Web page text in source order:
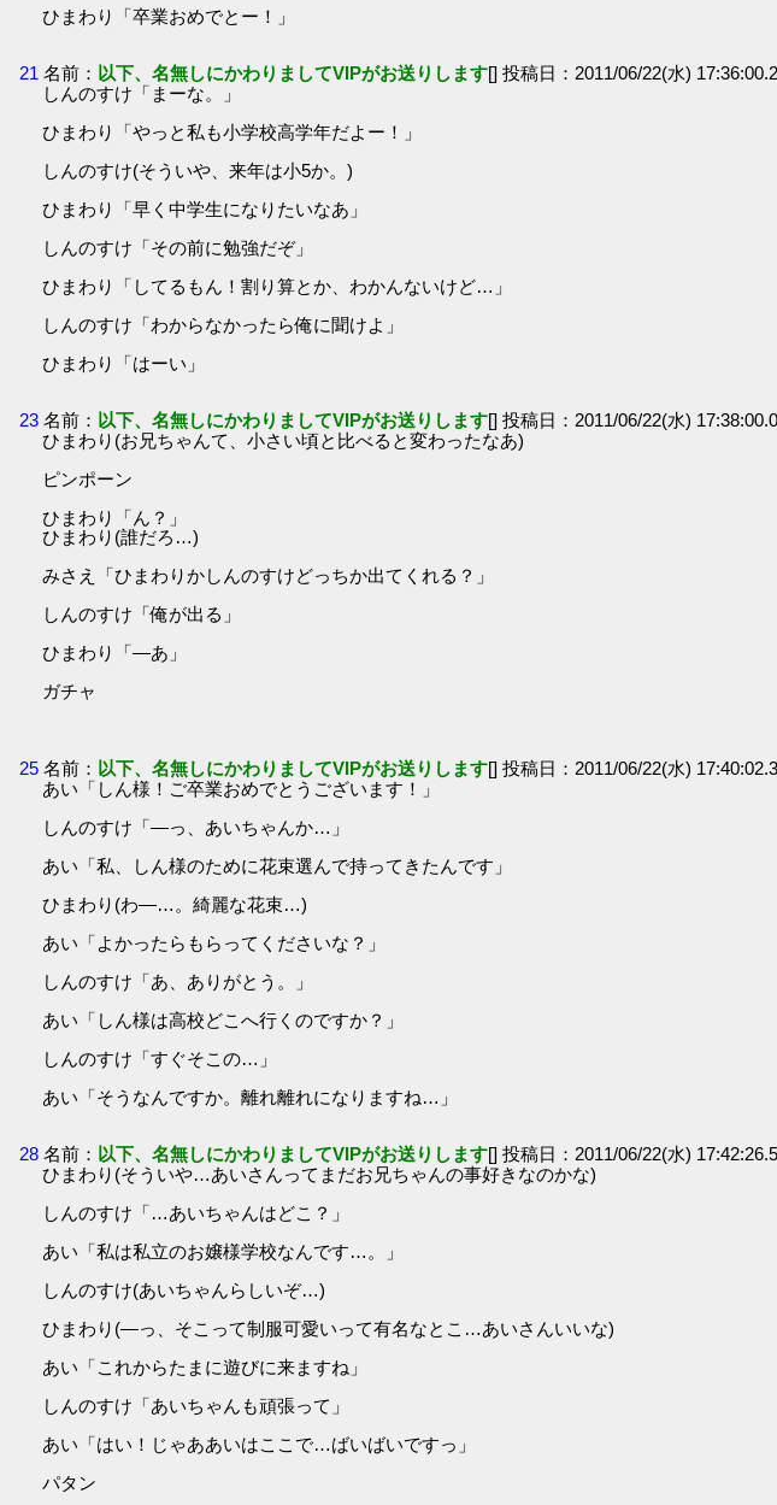
ひまわり「卒業おめでとー！」
21 名前： 以下、名無しにかわりましてVIPがお送りします[] 投稿日：2011/06/22(水)
しんのすけ「まーな。」
ひまわり「やっと私も小学校高学年だよー！」
しんのすけ(そういや、来年は小5か。)
ひまわり「早く中学生になりたいなあ」
しんのすけ「その前に勉強だぞ」
ひまわり「してるもん！割り算とか、わかんないけど…」
しんのすけ「わからなかったら俺に聞けよ」
ひまわり「はーい」
23 名前： 以下、名無しにかわりましてVIPがお送りします[] 投稿日：2011/06/22(水)
ひまわり(お兄ちゃんて、小さい頃と比べると変わったなあ)
ピンポーン
ひまわり「ん？」
ひまわり(誰だろ…)
みさえ「ひまわりかしんのすけどっちか出てくれる？」
しんのすけ「俺が出る」
ひまわり「―あ」
ガチャ
25 名前： 以下、名無しにかわりましてVIPがお送りします[] 投稿日：2011/06/22(水)
あい「しん様！ご卒業おめでとうございます！」
しんのすけ「―っ、あいちゃんか…」
あい「私、しん様のために花束選んで持ってきたんです」
ひまわり(わ―…。綺麗な花束…)
あい「よかったらもらってくださいな？」
しんのすけ「あ、ありがとう。」
あい「しん様は高校どこへ行くのですか？」
しんのすけ「すぐそこの…」
あい「そうなんですか。離れ離れになりますね…」
28 名前： 以下、名無しにかわりましてVIPがお送りします[] 投稿日：2011/06/22(水)
ひまわり(そういや…あいさんってまだお兄ちゃんの事好きなのかな)
しんのすけ「…あいちゃんはどこ？」
あい「私は私立のお嬢様学校なんです…。」
しんのすけ(あいちゃんらしいぞ…)
ひまわり(―っ、そこって制服可愛いって有名なとこ…あいさんいいな)
あい「これからたまに遊びに来ますね」
しんのすけ「あいちゃんも頑張って」
あい「はい！じゃああいはここで…ばいばいですっ」
パタン